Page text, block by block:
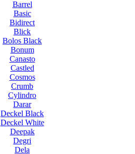
Barrel
Basic
Bidirect
Blick
Bolos Black
Bonum
Canasto
Castled
Cosmos
Crumb
Cylindro
Darar
Deckel Black
Deckel White
Deepak
Degri
Dela